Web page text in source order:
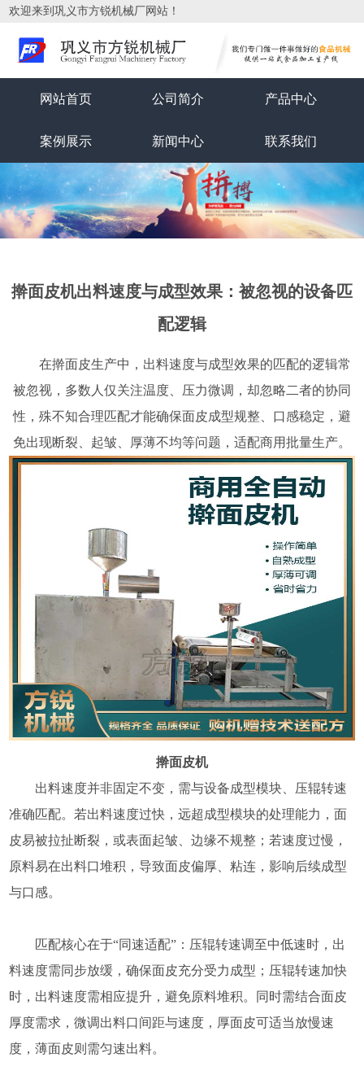
欢迎来到巩义市方锐机械厂网站！
网站首页 公司简介 产品中心
案例展示 新闻中心 联系我们
擀面皮机出料速度与成型效果：被忽视的设备匹
配逻辑
在擀面皮生产中，出料速度与成型效果的匹配的逻辑常
被忽视，多数人仅关注温度、压力微调，却忽略二者的协同
性，殊不知合理匹配才能确保面皮成型规整、口感稳定，避
免出现断裂、起皱、厚薄不均等问题，适配商用批量生产。
擀面皮机
出料速度并非固定不变，需与设备成型模块、压辊转速
准确匹配。若出料速度过快，远超成型模块的处理能力，面
皮易被拉扯断裂，或表面起皱、边缘不规整；若速度过慢，
原料易在出料口堆积，导致面皮偏厚、粘连，影响后续成型
与口感。
匹配核心在于“同速适配”：压辊转速调至中低速时，出
料速度需同步放缓，确保面皮充分受力成型；压辊转速加快
时，出料速度需相应提升，避免原料堆积。同时需结合面皮
厚度需求，微调出料口间距与速度，厚面皮可适当放慢速
度，薄面皮则需匀速出料。